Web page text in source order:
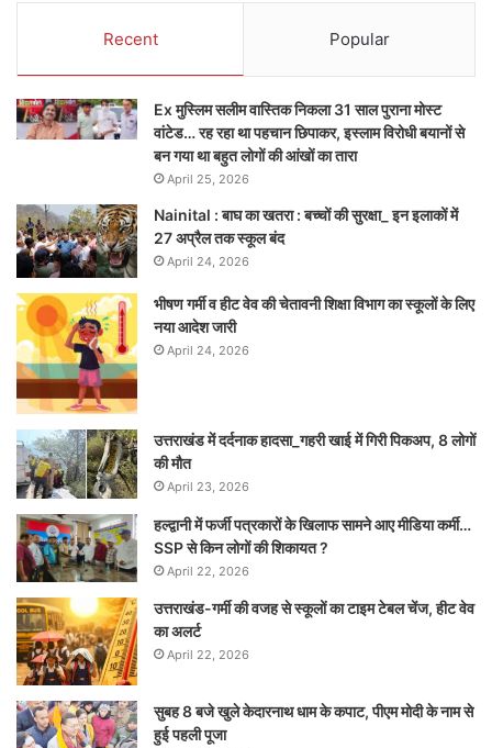
Recent Popular
Ex मुस्लिम सलीम वास्तिक निकला 31 साल पुराना मोस्ट
वांटेड… रह रहा था पहचान छिपाकर, इस्लाम विरोधी बयानों से
बन गया था बहुत लोगों की आंखों का तारा
April 25, 2026
Nainital : बाघ का खतरा : बच्चों की सुरक्षा_ इन इलाकों में
27 अप्रैल तक स्कूल बंद
April 24, 2026
भीषण गर्मी व हीट वेव की चेतावनी शिक्षा विभाग का स्कूलों के लिए
नया आदेश जारी
April 24, 2026
उत्तराखंड में दर्दनाक हादसा_गहरी खाई में गिरी पिकअप, 8 लोगों
की मौत
April 23, 2026
हल्द्वानी में फर्जी पत्रकारों के खिलाफ सामने आए मीडिया कर्मी…
SSP से किन लोगों की शिकायत ?
April 22, 2026
उत्तराखंड-गर्मी की वजह से स्कूलों का टाइम टेबल चेंज, हीट वेव
का अलर्ट
April 22, 2026
सुबह 8 बजे खुले केदारनाथ धाम के कपाट, पीएम मोदी के नाम से
हुई पहली पूजा